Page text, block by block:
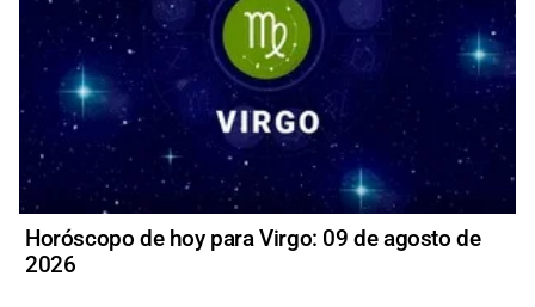
Horóscopo de hoy para Virgo: 09 de agosto de
2026